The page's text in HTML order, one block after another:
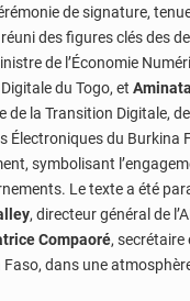
de signature,
réuni des figures clés des
de l’Économie
du Togo, et
de la Transition Digitale,
Électroniques du Burkina
symbolisant
Le texte a été
, directeur général de
Compaoré, secrétaire
Faso, dans une